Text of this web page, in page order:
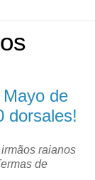
de
dorsales!
raianos
de